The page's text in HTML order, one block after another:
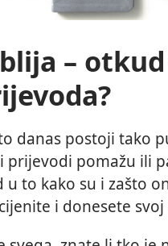
–
danas postoji tako
prijevodi pomažu ili
u to kako su i zašto
i donesete svoj